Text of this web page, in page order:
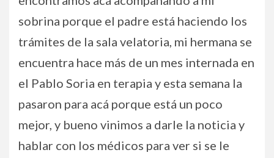
sobrina porque el padre está haciendo los
trámites de la sala velatoria, mi hermana se
encuentra hace más de un mes internada en
el Pablo Soria en terapia y esta semana la
pasaron para acá porque está un poco
mejor, y bueno vinimos a darle la noticia y
hablar con los médicos para ver si se le